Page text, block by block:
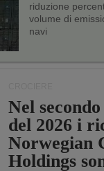
riduzione
volume di
navi
Nel
del 2026 i
Norwegian
Holdings